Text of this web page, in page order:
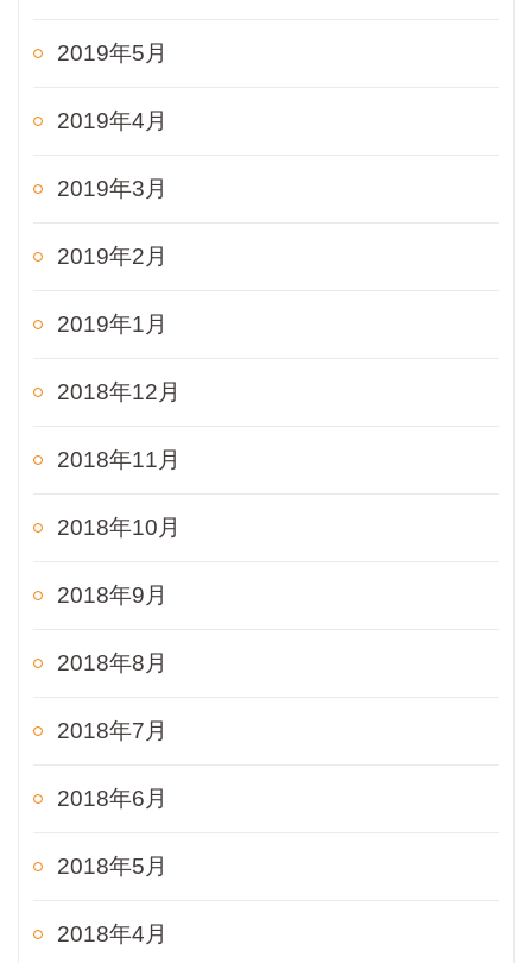
2019年5月
2019年4月
2019年3月
2019年2月
2019年1月
2018年12月
2018年11月
2018年10月
2018年9月
2018年8月
2018年7月
2018年6月
2018年5月
2018年4月